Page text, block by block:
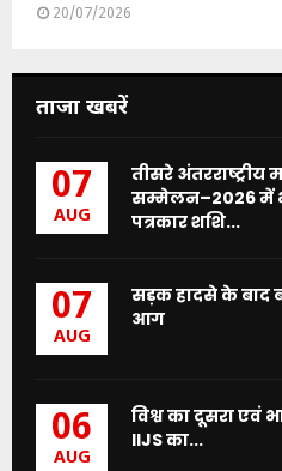
20/07/2026
ताजा खबरें
07
AUG
तीसरे अंतरराष्ट्रीय
सम्मेलन–2026 में
पत्रकार शशि...
07
AUG
सड़क हादसे के बाद
आग
06
AUG
विश्व का दूसरा एवं
IIJS का...